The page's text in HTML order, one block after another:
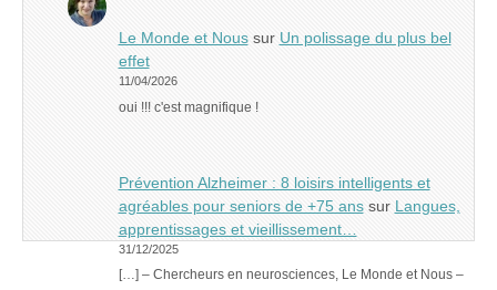
Le Monde et Noussur Un polissage du plus bel
effet
11/04/2026
oui !!! c'est magnifique !
Prévention Alzheimer : 8 loisirs intelligents et
agréables pour seniors de +75 anssur Langues,
apprentissages et vieillissement…
31/12/2025
[…] – Chercheurs en neurosciences, Le Monde et Nous –